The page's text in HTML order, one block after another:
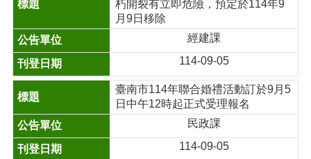
朽開裂有立即危險，預定於114年9
月9日移除
經建課
114-09-05
臺南市114年聯合婚禮活動訂於9月5
日中午12時起正式受理報名
民政課
114-09-05